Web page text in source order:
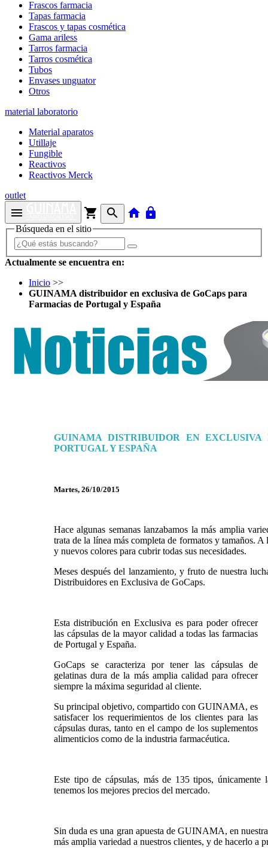
Frascos farmacia
Tapas farmacia
Frascos y tapas cosmética
Gama ariless
Tarros farmacia
Tarros cosmética
Tubos
Envases unguator
Otros
material laboratorio
Material aparatos
Utillaje
Fungible
Reactivos
Reactivos Merck
outlet
menu shopping_cart search home lock
Búsqueda en el sitio
Actualmente se encuentra en:
Inicio >>
GUINAMA distribuidor en exclusiva de GoCaps para
Farmacias de Portugal y España
GUINAMA DISTRIBUIDOR EN
PORTUGAL Y ESPAÑA
Martes, 26/10/2015
Hace algunas semanas lanzabamos la más amplia
trata de la línea más completa de formatos y tamaños.
y nuevos colores para cubrir todas sus necesidades.
Meses después del lanzamiento, y fruto de nuestra
Distribuidores en Exclusiva de GoCaps.
Esta distribución en Exclusiva es para poder ofrecer
las cápsulas de la mayor calidad a todas las farmacias
de Portugal y España.
GoCaps se caracteriza por tener las cápsulas de
gelatinas dura de la más amplia calidad para ofrecer
siempre la máxima seguridad al cliente.
Su principal objetivo, compartido con GUINAMA, es
satisfacer los requerimientos de los clientes para las
cápsulas duras, tanto en el campo de los suplementos
alimenticios como de la industria farmacéutica.
Este tipo de cápsulas, más de 135 tipos,
tenemos los mejores precios del mercado.
Sin duda es una gran apuesta de GUINAMA, en
más amplia variedad a nuestros clientes, y de hacerlo a